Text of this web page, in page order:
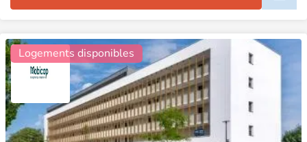
Logements disponibles